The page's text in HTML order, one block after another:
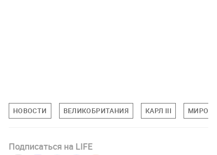
НОВОСТИ ВЕЛИКОБРИТАНИЯ КАРЛ III
Подписаться на LIFE